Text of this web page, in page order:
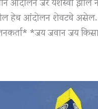
हेच आंदोलन शेवटचे
*जय जवान जय